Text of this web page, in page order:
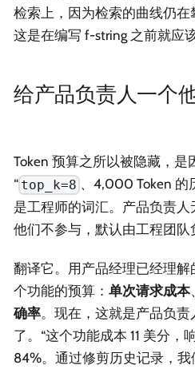
检索上，因为检索的曲线仍在
这是在编写 f-string 之前就应
给产品负责人一个
Token 预算之所以被隐藏，是
“ top_k=8 、4,000 Token 的
是工程师的词汇。产品负责
他们不参与，默认由工程团队
翻译它。用产品经理已经理解
个功能的预算： 单次请求成本、
确率。现在，这就是产品负
了。“这个功能成本 11 美分，
84%。通过修剪历史记录，